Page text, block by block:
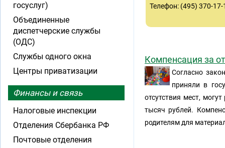
Телефон: (495) 370-
Компенсация за
Согласно
приняли в
отсутствия мест,
тысяч рублей.
родителям для
госуслуг)
Объединенные
диспетчерские службы
(ОДС)
Службы одного окна
Центры приватизации
Финансы и связь
Налоговые инспекции
Отделения Сбербанка РФ
Почтовые отделения